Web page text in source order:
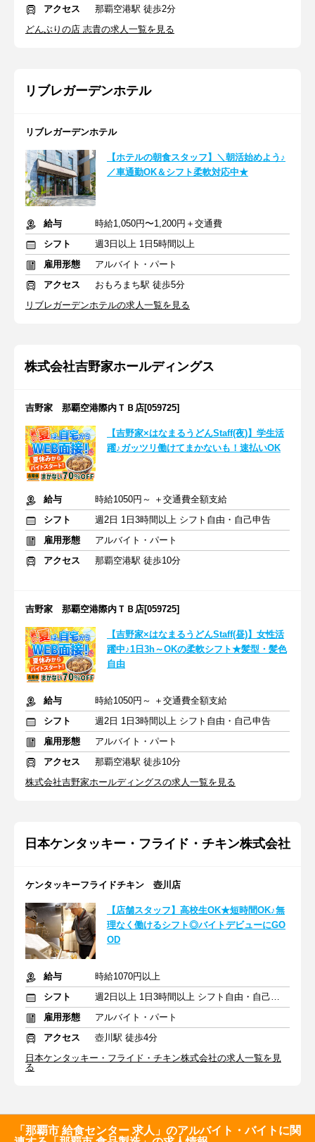
アクセス
那覇空港駅 徒歩2分
どんぶりの店 志貴の求人一覧を見る
リブレガーデンホテル
リブレガーデンホテル
【ホテルの朝食スタッフ】＼朝活始めよう♪
／車通勤OK＆シフト柔軟対応中★
給与
時給1,050円〜1,200円＋交通費
シフト
週3日以上 1日5時間以上
雇用形態
アルバイト・パート
アクセス
おもろまち駅 徒歩5分
リブレガーデンホテルの求人一覧を見る
株式会社吉野家ホールディングス
吉野家 那覇空港際内ＴＢ店[059725]
【吉野家×はなまるうどんStaff(夜)】学生活
躍♪ガッツリ働けてまかないも！速払いOK
給与
時給1050円～ ＋交通費全額支給
シフト
週2日 1日3時間以上 シフト自由・自己申告
雇用形態
アルバイト・パート
アクセス
那覇空港駅 徒歩10分
吉野家 那覇空港際内ＴＢ店[059725]
【吉野家×はなまるうどんStaff(昼)】女性活
躍中♪1日3h～OKの柔軟シフト★髪型・髪色
自由
給与
時給1050円～ ＋交通費全額支給
シフト
週2日 1日3時間以上 シフト自由・自己申告
雇用形態
アルバイト・パート
アクセス
那覇空港駅 徒歩10分
株式会社吉野家ホールディングスの求人一覧を見る
日本ケンタッキー・フライド・チキン株式会社
ケンタッキーフライドチキン 壺川店
【店舗スタッフ】高校生OK★短時間OK♪無
理なく働けるシフト◎バイトデビューにGO
OD
給与
時給1070円以上
シフト
週2日以上 1日3時間以上 シフト自由・自己申告
雇用形態
アルバイト・パート
アクセス
壺川駅 徒歩4分
日本ケンタッキー・フライド・チキン株式会社の求人一覧を見
る
「那覇市 給食センター 求人」のアルバイト・バイトに関